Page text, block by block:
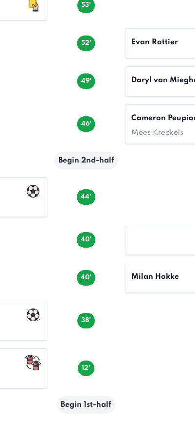
53'
52' Evan Rottier
49' Daryl van
46'
Cameron
Mees Kreekels
Begin 2nd-half
44'
40'
40' Milan Hokke
38'
12'
Begin 1st-half